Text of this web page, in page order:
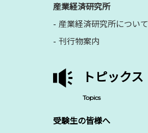
産業経済研究所
産業経済研究所について
刊行物案内
トピックス
Topics
受験生の皆様へ